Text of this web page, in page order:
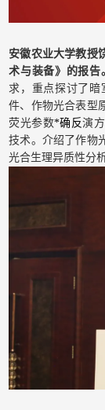
安徽农业大学教授
术与装备》的报告
求，重点探讨了暗
件、作物光合表型
荧光参数*确反演
技术。介绍了作物
光合生理异质性分